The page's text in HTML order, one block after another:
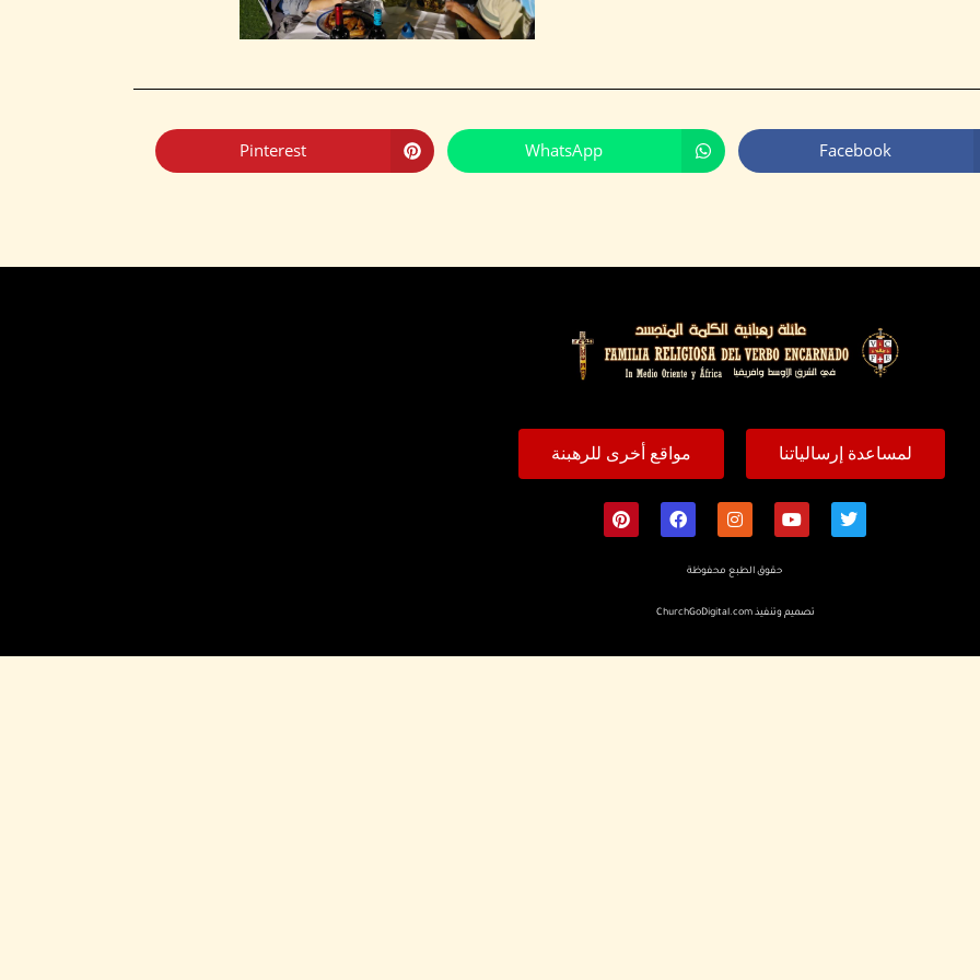
Facebook
WhatsApp
Pinterest
لمساعدة إرسالياتنا مواقع أخرى للرهبنة
حقوق الطبع محفوظة
تصميم وتنفيذChurchGoDigital.com